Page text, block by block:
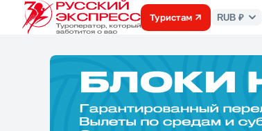
Туристам
Курс
RUB ₽